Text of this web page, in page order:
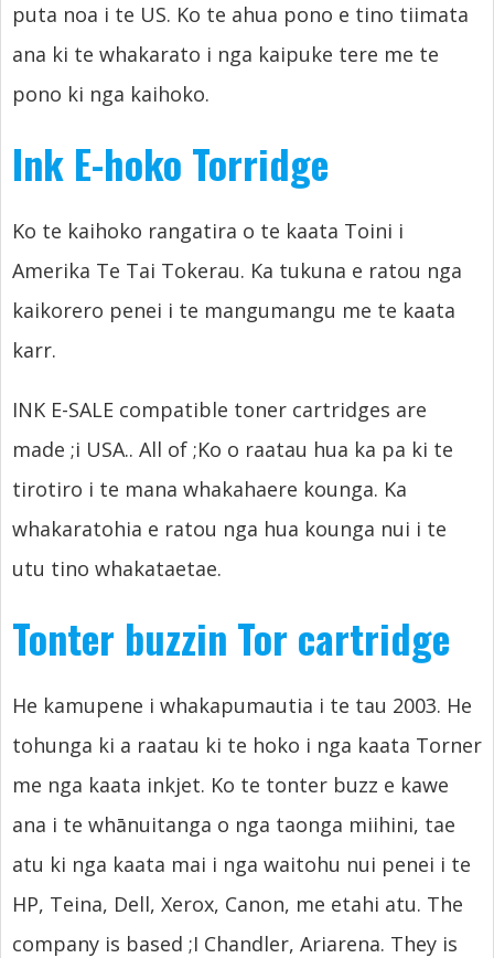
puta noa i te US. Ko te ahua pono e tino tiimata
ana ki te whakarato i nga kaipuke tere me te
pono ki nga kaihoko.
Ink E-hoko Torridge
Ko te kaihoko rangatira o te kaata Toini i
Amerika Te Tai Tokerau. Ka tukuna e ratou nga
kaikorero penei i te mangumangu me te kaata
karr.
INK E-SALE compatible toner cartridges are
made ;i USA.. All of ;Ko o raatau hua ka pa ki te
tirotiro i te mana whakahaere kounga. Ka
whakaratohia e ratou nga hua kounga nui i te
utu tino whakataetae.
Tonter buzzin Tor cartridge
He kamupene i whakapumautia i te tau 2003. He
tohunga ki a raatau ki te hoko i nga kaata Torner
me nga kaata inkjet. Ko te tonter buzz e kawe
ana i te whānuitanga o nga taonga miihini, tae
atu ki nga kaata mai i nga waitohu nui penei i te
HP, Teina, Dell, Xerox, Canon, me etahi atu. The
company is based ;I Chandler, Ariarena. They is